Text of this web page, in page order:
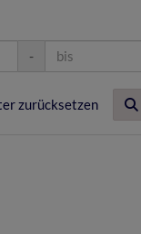
-
zurücksetzen